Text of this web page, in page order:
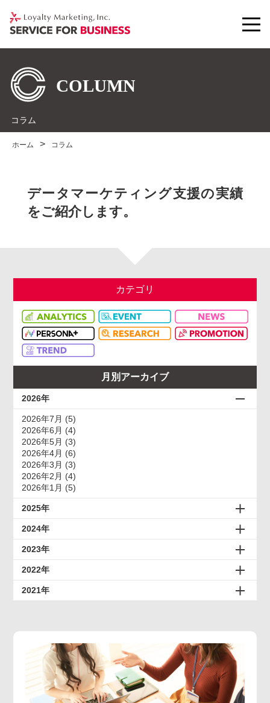
コラム
ホーム コラム
データマーケティング支援の実績
をご紹介します。
カテゴリ
月別アーカイブ
2026年
2026年7月 (5)
2026年6月 (4)
2026年5月 (3)
2026年4月 (6)
2026年3月 (3)
2026年2月 (4)
2026年1月 (5)
2025年
2024年
2023年
2022年
2021年